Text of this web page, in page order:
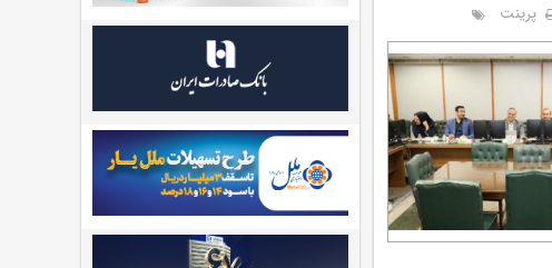
پرینت